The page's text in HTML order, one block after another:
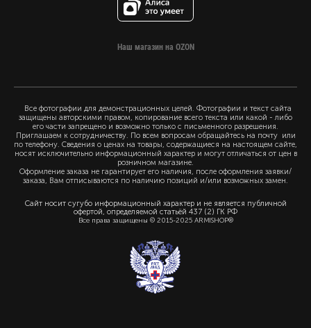
Наш магазин на OZON
Все фотографии для демонстрационных целей. Фотографии и текст сайта
защищены авторскими правом, копирование всего текста или какой - либо
его части запрещено и возможно только с письменного разрешения.
Приглашаем к сотрудничеству. По всем вопросам обращайтесь на почту или
по телефону. Сведения о ценах на товары, содержащиеся на настоящем сайте,
носят исключительно информационный характер и могут отличаться от цен в
розничном магазине.
Оформление заказа не гарантирует его наличия, после оформления заявки/
заказа, Вам отписываются по наличию позиций и/или возможных замен.
Сайт носит сугубо информационный характер и не является публичной
офертой, определяемой статьёй 437 (2) ГК РФ
Все права защищены © 2015-2025 ARMISHOP®